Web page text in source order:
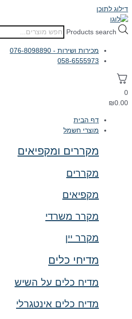
דילוג לתוכן
Products search
מכירות ושירות - 076-8098890
058-6555973
0
₪0.00
דף הבית
מוצרי חשמל
מקררים ומקפיאים
מקררים
מקפיאים
מקרר משרדי
מקרר יין
מדיחי כלים
מדיח כלים על השיש
מדיח כלים אינטגרלי